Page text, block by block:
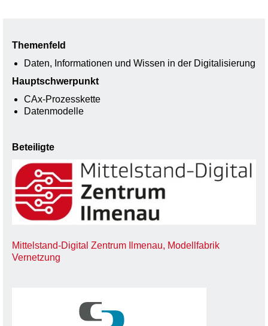
Themenfeld
Daten, Informationen und Wissen in der Digitalisierung
Hauptschwerpunkt
CAx-Prozesskette
Datenmodelle
Beteiligte
Mittelstand-Digital Zentrum Ilmenau, Modellfabrik
Vernetzung